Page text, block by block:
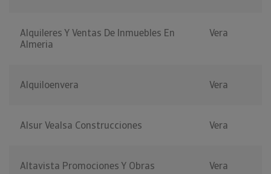
Alquileres Y Ventas De Inmuebles En
Almeria
Vera
Alquiloenvera Vera
Alsur Vealsa Construcciones Vera
Altavista Promociones Y Obras Vera